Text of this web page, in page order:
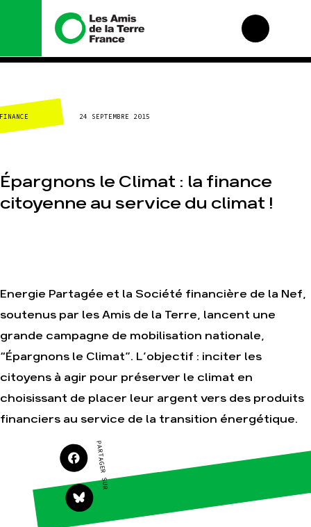
Nous connaître
Histoire
Valeurs
Équipes et
fonctionnement
de la Terre
Mode : une tendance
destructrice
Gaz au Mozambique,
Faire un don
S'engager sur le
terrain
campagnes
Transmettre tout ou
partie de son
patrimoine
Télécharger
gratuitement les
guides éco-citoyens
Climat – Énergie
Surproduction
Agriculture
Finance
Forêts
CLIMAT-ÉNERGIE 24 SEPTEMBRE 2015
Épargnons le Climat : la finance
citoyenne au service du climat !
Energie Partagée et la Société financière de la Nef,
soutenus par les Amis de la Terre, lancent une
grande campagne de mobilisation nationale,
“Épargnons le Climat”. L’objectif : inciter les
citoyens à agir pour préserver le climat en
choisissant de placer leur argent vers des produits
financiers au service de la transition énergétique.
PARTAGER SUR